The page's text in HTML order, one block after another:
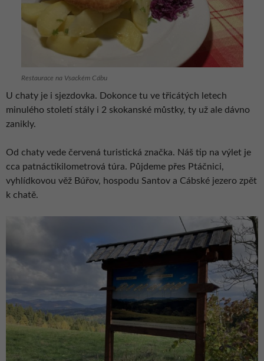
Restaurace na Vsackém Cábu
U chaty je i sjezdovka. Dokonce tu ve třicátých letech
minulého století stály i 2 skokanské můstky, ty už ale dávno
zanikly.
Od chaty vede červená turistická značka. Náš tip na výlet je
cca patnáctikilometrová túra. Půjdeme přes Ptáčnici,
vyhlídkovou věž Búřov, hospodu Santov a Cábské jezero zpět
k chatě.